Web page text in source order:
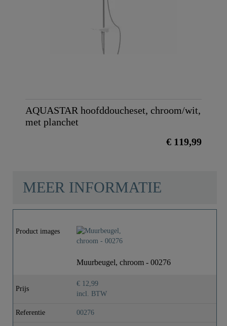
AQUASTAR hoofddoucheset, chroom/wit,
met planchet
€ 119,99
MEER INFORMATIE
Product images
Muurbeugel, chroom - 00276
Prijs
€ 12,99
incl. BTW
Referentie 00276